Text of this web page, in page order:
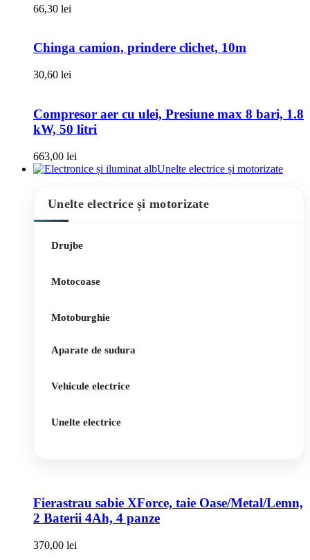
66,30 lei
Chinga camion, prindere clichet, 10m
30,60 lei
Compresor aer cu ulei, Presiune max 8 bari, 1.8
kW, 50 litri
663,00 lei
Unelte electrice și motorizate
Unelte electrice și motorizate
Drujbe
Motocoase
Motoburghie
Aparate de sudura
Vehicule electrice
Unelte electrice
Fierastrau sabie XForce, taie Oase/Metal/Lemn,
2 Baterii 4Ah, 4 panze
370,00 lei